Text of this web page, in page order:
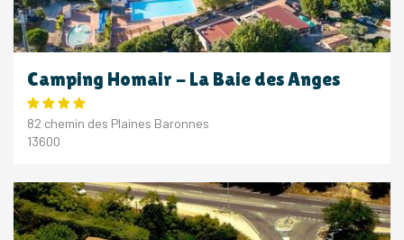
Camping Homair - La Baie des Anges
82 chemin des Plaines Baronnes
13600